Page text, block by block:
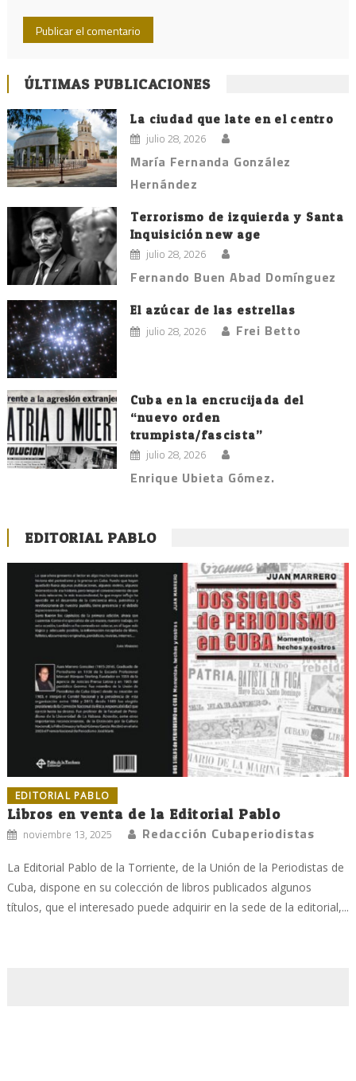
ÚLTIMAS PUBLICACIONES
La ciudad que late en el centro
julio 28, 2026
María Fernanda González
Hernández
Terrorismo de izquierda y Santa
Inquisición new age
julio 28, 2026
Fernando Buen Abad Domínguez
El azúcar de las estrellas
julio 28, 2026 Frei Betto
Cuba en la encrucijada del
“nuevo orden
trumpista/fascista”
julio 28, 2026
Enrique Ubieta Gómez.
EDITORIAL PABLO
EDITORIAL PABLO
Libros en venta de la Editorial Pablo
noviembre 13, 2025 Redacción Cubaperiodistas
La Editorial Pablo de la Torriente, de la Unión de la Periodistas de
Cuba, dispone en su colección de libros publicados algunos
títulos, que el interesado puede adquirir en la sede de la editorial,...